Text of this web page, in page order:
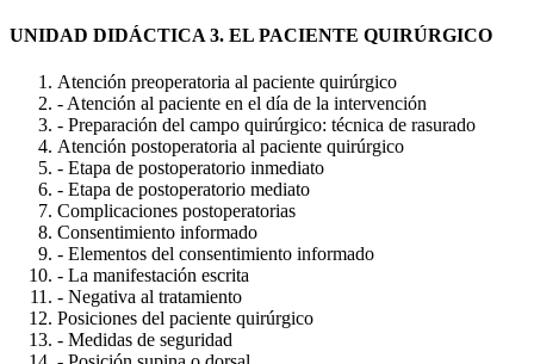
UNIDAD DIDÁCTICA 3. EL PACIENTE QUIRÚRGICO
Atención preoperatoria al paciente quirúrgico
- Atención al paciente en el día de la intervención
- Preparación del campo quirúrgico: técnica de rasurado
Atención postoperatoria al paciente quirúrgico
- Etapa de postoperatorio inmediato
- Etapa de postoperatorio mediato
Complicaciones postoperatorias
Consentimiento informado
- Elementos del consentimiento informado
- La manifestación escrita
- Negativa al tratamiento
Posiciones del paciente quirúrgico
- Medidas de seguridad